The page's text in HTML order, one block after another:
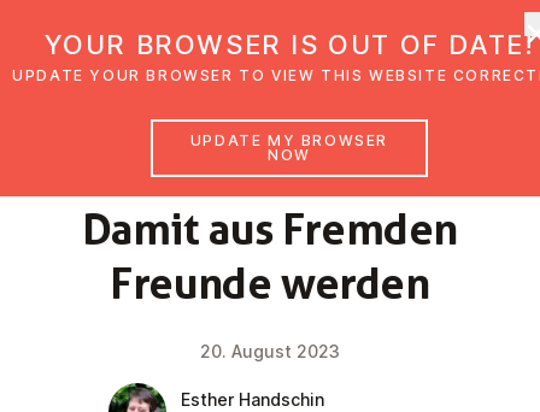
Damit aus Fremden
Freunde werden
FAITH IMPULSE
20. August 2023
Esther Handschin
YOUR BROWSER IS OUT OF DATE!
UPDATE YOUR BROWSER TO VIEW THIS WEBSITE
UPDATE MY BROWSER
NOW